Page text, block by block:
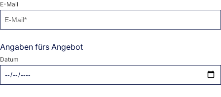
E-Mail
Angaben fürs Angebot
Datum